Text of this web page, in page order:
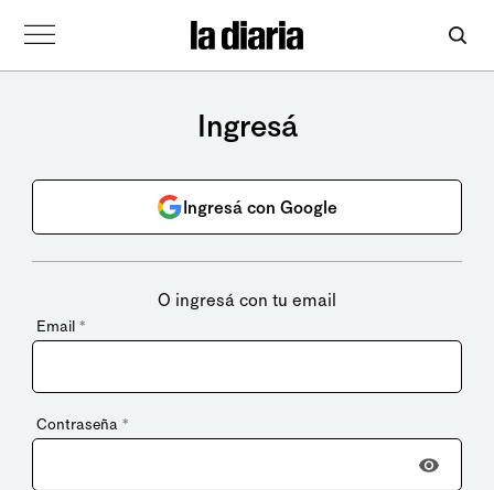
Ingresá
Ingresá con Google
O ingresá con tu email
Email *
Contraseña *